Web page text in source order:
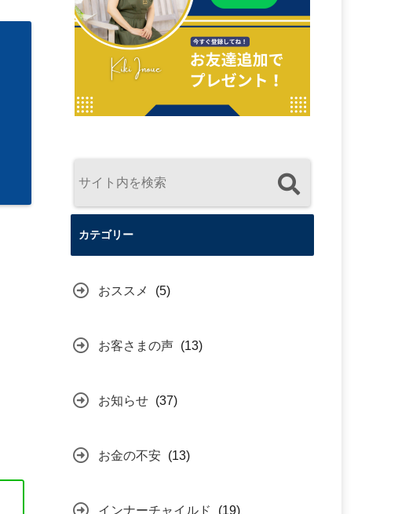
カテゴリー
おススメ (5)
お客さまの声 (13)
お知らせ (37)
お金の不安 (13)
インナーチャイルド (19)